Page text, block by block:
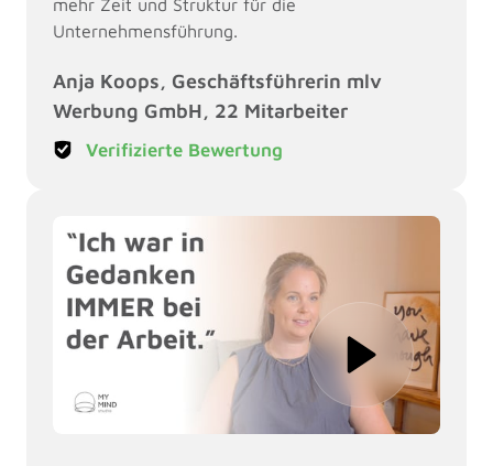
mehr Zeit und Struktur für die
Unternehmensführung.
Anja Koops, Geschäftsführerin mlv
Werbung GmbH, 22 Mitarbeiter
Verifizierte Bewertung